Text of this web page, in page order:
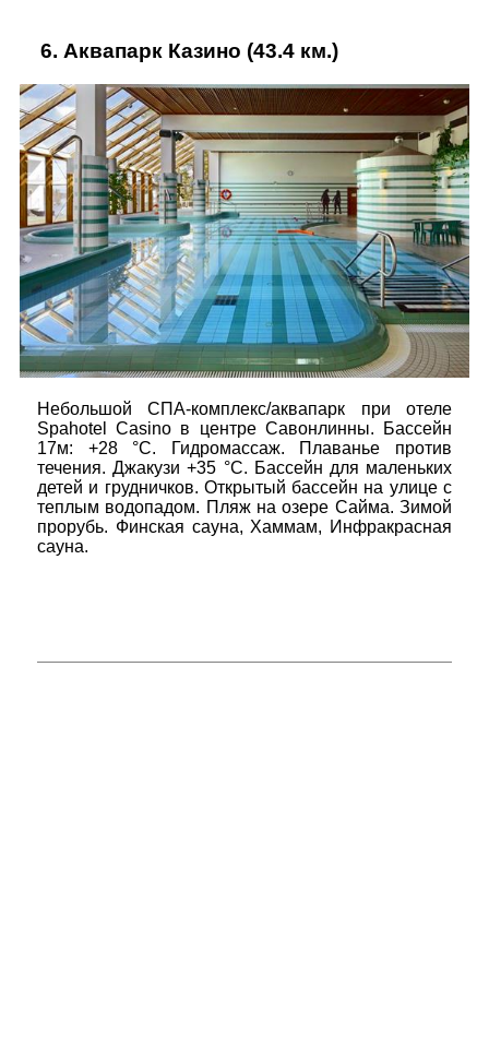
6. Аквапарк Казино (43.4 км.)
Небольшой СПА-комплекс/аквапарк при отеле
Spahotel Casino в центре Савонлинны. Бассейн
17м: +28 °C. Гидромассаж. Плаванье против
течения. Джакузи +35 °C. Бассейн для маленьких
детей и грудничков. Открытый бассейн на улице с
теплым водопадом. Пляж на озере Сайма. Зимой
прорубь. Финская сауна, Хаммам, Инфракрасная
сауна.